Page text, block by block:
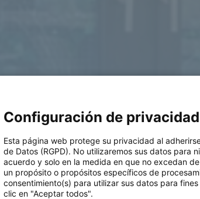
Configuración de privacidad
Esta página web protege su privacidad al
de Datos (RGPD). No utilizaremos sus datos para
acuerdo y solo en la medida en que no excedan
un propósito o propósitos específicos de
consentimiento(s) para utilizar sus datos para
clic en "Aceptar todos".